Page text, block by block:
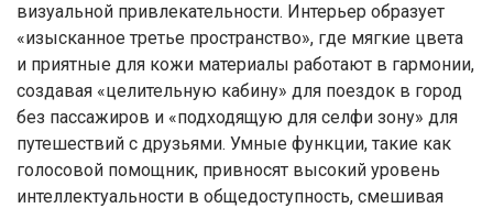
визуальной привлекательности. Интерьер образует
«изысканное третье пространство», где мягкие цвета
и приятные для кожи материалы работают в гармонии,
создавая «целительную кабину» для поездок в город
без пассажиров и «подходящую для селфи зону» для
путешествий с друзьями. Умные функции, такие как
голосовой помощник, привносят высокий уровень
интеллектуальности в общедоступность, смешивая